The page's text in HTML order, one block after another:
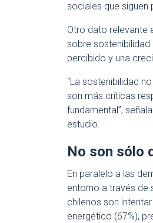
sociales que siguen
Otro dato relevante
sobre sostenibilidad
percibido y una
“La sostenibilidad
son más críticas
fundamental”,
estudio.
No son sólo
En paralelo a las
entorno a través de
chilenos son
energético (67%),